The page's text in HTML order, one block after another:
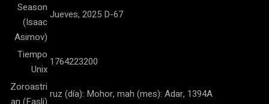
Season
(Isaac
Asimov)
Jueves, 2025 D-67
Tiempo
Unix
1764223200
Zoroastri
ruz (día): Mohor, mah (mes): Adar, 1394A